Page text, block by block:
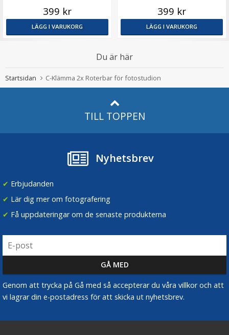
399 kr
LÄGG I VARUKORG
399 kr
LÄGG I VARUKORG
Du är här
Startsidan C-Klämma 2x Roterbar för fotostudion
TILL TOPPEN
Nyhetsbrev
✔ Erbjudanden
✔ Lär dig mer om fotografering
✔ Få uppdateringar om de senaste produkterna
Genom att trycka på Gå med så accepterar du våra villkor och att
vi lagrar din e-postadress för att skicka ut nyhetsbrev.